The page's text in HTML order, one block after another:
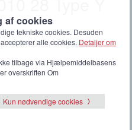
er udgået fra
af cookies
tekniske cookies. Desuden
alle cookies. Detaljer om
tilbage via Hjælpemiddelbasens
overskriften Om
Kun nødvendige cookies